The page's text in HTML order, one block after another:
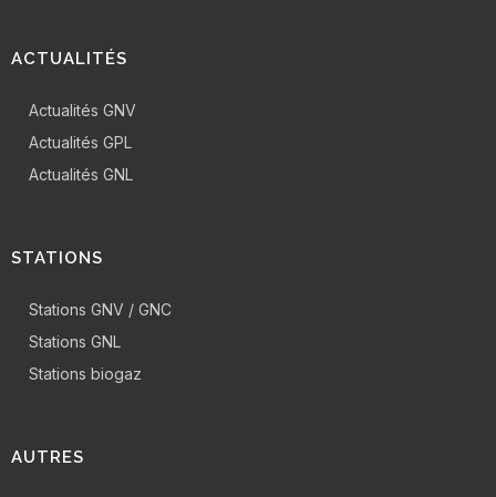
ACTUALITÉS
Actualités GNV
Actualités GPL
Actualités GNL
STATIONS
Stations GNV / GNC
Stations GNL
Stations biogaz
AUTRES